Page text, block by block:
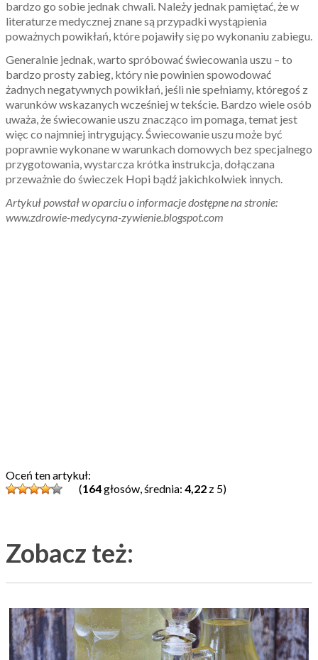
bardzo go sobie jednak chwali. Należy jednak pamiętać, że w
literaturze medycznej znane są przypadki wystąpienia
poważnych powikłań, które pojawiły się po wykonaniu zabiegu.
Generalnie jednak, warto spróbować świecowania uszu – to
bardzo prosty zabieg, który nie powinien spowodować
żadnych negatywnych powikłań, jeśli nie spełniamy, któregoś z
warunków wskazanych wcześniej w tekście. Bardzo wiele osób
uważa, że świecowanie uszu znacząco im pomaga, temat jest
więc co najmniej intrygujący. Świecowanie uszu może być
poprawnie wykonane w warunkach domowych bez specjalnego
przygotowania, wystarcza krótka instrukcja, dołączana
przeważnie do świeczek Hopi bądź jakichkolwiek innych.
Artykuł powstał w oparciu o informacje dostępne na stronie:
www.zdrowie-medycyna-zywienie.blogspot.com
Oceń ten artykuł:
(164głosów, średnia: 4,22 z 5)
Zobacz też: